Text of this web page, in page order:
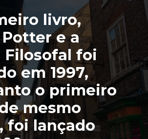
livro,
e a
Filosofal foi
em 1997,
o primeiro
mesmo
foi lançado